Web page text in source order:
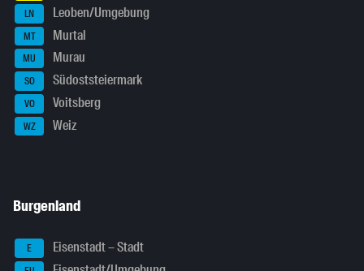
LN Leoben/Umgebung
MT Murtal
MU Murau
SO Südoststeiermark
VO Voitsberg
WZ Weiz
Burgenland
E Eisenstadt – Stadt